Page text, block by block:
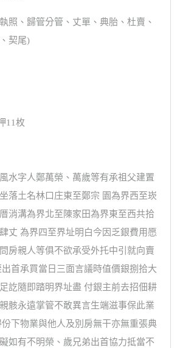
照、歸管分管、丈單、典胎、杜賣、
契尾)
11枚
水字人鄭萬榮、萬歲等有承祖父建置
落土名林口庄東至鄭宗 園為界西至崁
消溝為界北至陳家田為界東至西共拾
丈 為界四至界址明白今因乏銀費用愿
房親人等俱不欲承受外托中引就向賣
首承買當日三面言議時值價銀捌拾大
訖隨即踏明界址盡 付銀主前去招佃耕
骸永遠掌管不敢異言生端滋事保此業
下物業與他人及別房無干亦無重張典
如有不明榮、歲兄弟出首協力抵當不